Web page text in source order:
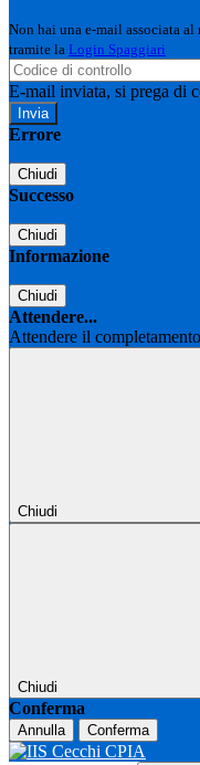
Non hai una e-mail associata
tramite la Login Spaggiari
E-mail inviata, si prega di
Errore
Chiudi
Successo
Chiudi
Informazione
Chiudi
Attendere...
Attendere il
Chiudi
Chiudi
Conferma
Annulla Conferma